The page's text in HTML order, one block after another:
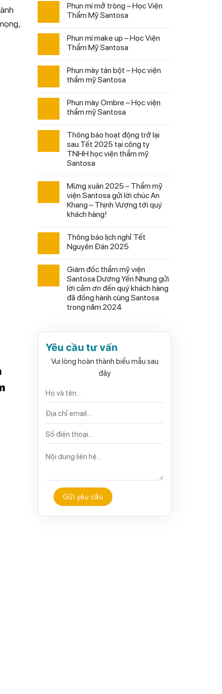
Phun mí mở tròng – Học Viện
Thẩm Mỹ Santosa
Phun mí make up – Học Viện
Thẩm Mỹ Santosa
Phun mày tán bột – Học viện
thẩm mỹ Santosa
Phun mày Ombre – Học viện
thẩm mỹ Santosa
Thông báo hoạt động trở lại
sau Tết 2025 tại công ty
TNHH học viện thẩm mỹ
Santosa
Mừng xuân 2025 – Thẩm mỹ
viện Santosa gửi lời chúc An
Khang – Thịnh Vượng tới quý
khách hàng!
Thông báo lịch nghỉ Tết
Nguyên Đán 2025
Giám đốc thẩm mỹ viện
Santosa Dương Yến Nhung gửi
lời cảm ơn đến quý khách hàng
đã đồng hành cùng Santosa
trong năm 2024
Yêu cầu tư vấn
Vui lòng hoàn thành biểu mẫu sau
đây